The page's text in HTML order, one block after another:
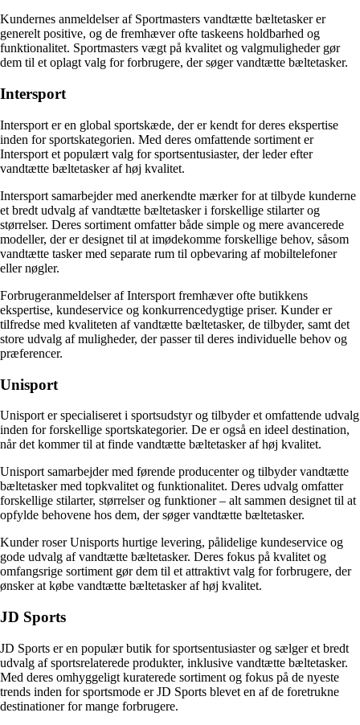
Kundernes anmeldelser af Sportmasters vandtætte bæltetasker er
generelt positive, og de fremhæver ofte taskeens holdbarhed og
funktionalitet. Sportmasters vægt på kvalitet og valgmuligheder gør
dem til et oplagt valg for forbrugere, der søger vandtætte bæltetasker.
Intersport
Intersport er en global sportskæde, der er kendt for deres ekspertise
inden for sportskategorien. Med deres omfattende sortiment er
Intersport et populært valg for sportsentusiaster, der leder efter
vandtætte bæltetasker af høj kvalitet.
Intersport samarbejder med anerkendte mærker for at tilbyde kunderne
et bredt udvalg af vandtætte bæltetasker i forskellige stilarter og
størrelser. Deres sortiment omfatter både simple og mere avancerede
modeller, der er designet til at imødekomme forskellige behov, såsom
vandtætte tasker med separate rum til opbevaring af mobiltelefoner
eller nøgler.
Forbrugeranmeldelser af Intersport fremhæver ofte butikkens
ekspertise, kundeservice og konkurrencedygtige priser. Kunder er
tilfredse med kvaliteten af vandtætte bæltetasker, de tilbyder, samt det
store udvalg af muligheder, der passer til deres individuelle behov og
præferencer.
Unisport
Unisport er specialiseret i sportsudstyr og tilbyder et omfattende udvalg
inden for forskellige sportskategorier. De er også en ideel destination,
når det kommer til at finde vandtætte bæltetasker af høj kvalitet.
Unisport samarbejder med førende producenter og tilbyder vandtætte
bæltetasker med topkvalitet og funktionalitet. Deres udvalg omfatter
forskellige stilarter, størrelser og funktioner – alt sammen designet til at
opfylde behovene hos dem, der søger vandtætte bæltetasker.
Kunder roser Unisports hurtige levering, pålidelige kundeservice og
gode udvalg af vandtætte bæltetasker. Deres fokus på kvalitet og
omfangsrige sortiment gør dem til et attraktivt valg for forbrugere, der
ønsker at købe vandtætte bæltetasker af høj kvalitet.
JD Sports
JD Sports er en populær butik for sportsentusiaster og sælger et bredt
udvalg af sportsrelaterede produkter, inklusive vandtætte bæltetasker.
Med deres omhyggeligt kuraterede sortiment og fokus på de nyeste
trends inden for sportsmode er JD Sports blevet en af de foretrukne
destinationer for mange forbrugere.